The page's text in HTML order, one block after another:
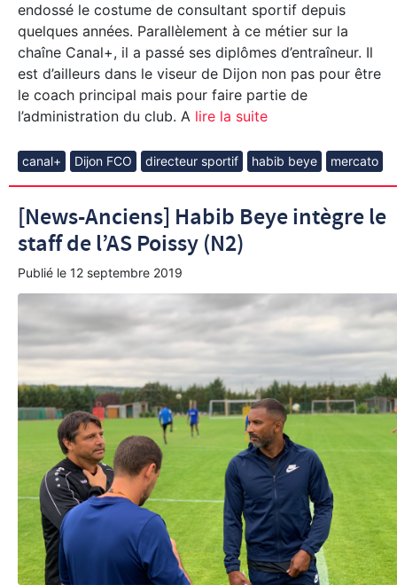
endossé le costume de consultant sportif depuis
quelques années. Parallèlement à ce métier sur la
chaîne Canal+, il a passé ses diplômes d’entraîneur. Il
est d’ailleurs dans le viseur de Dijon non pas pour être
le coach principal mais pour faire partie de
l’administration du club. A lire la suite
canal+ Dijon FCO directeur sportif habib beye mercato
[News-Anciens] Habib Beye intègre le
staff de l’AS Poissy (N2)
Publié le 12 septembre 2019